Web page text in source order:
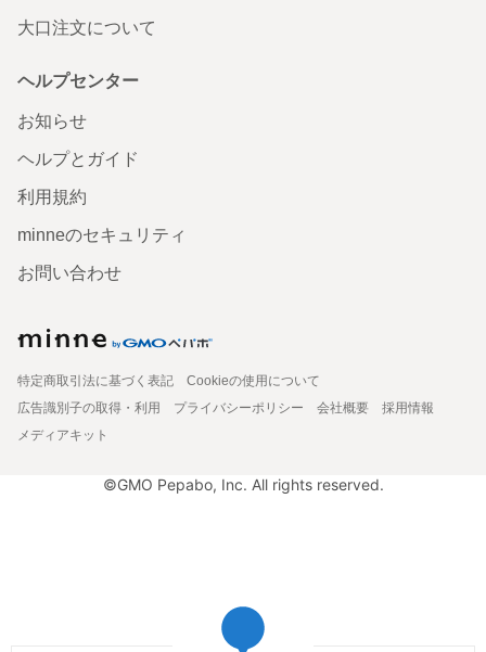
大口注文について
ヘルプセンター
お知らせ
ヘルプとガイド
利用規約
minneのセキュリティ
お問い合わせ
特定商取引法に基づく表記
Cookieの使用について
広告識別子の取得・利用
プライバシーポリシー 会社概要
採用情報
メディアキット
©GMO Pepabo, Inc. All rights reserved.